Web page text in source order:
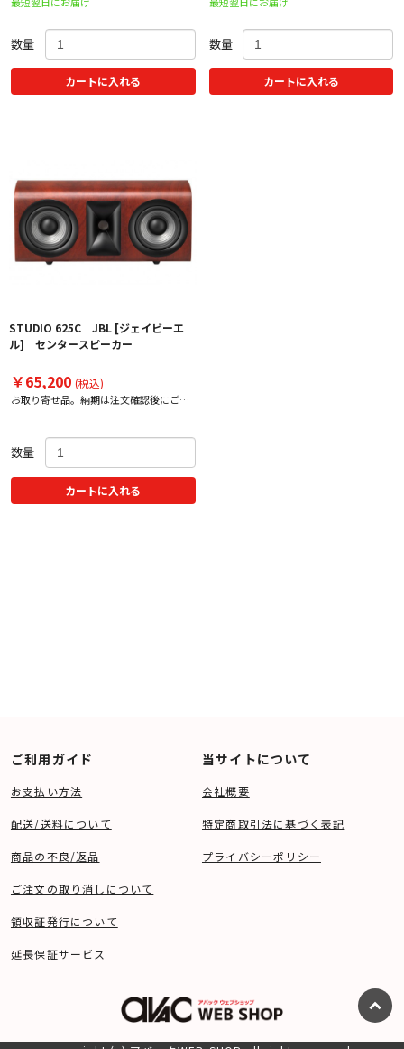
数量
カートに入れる
数量
カートに入れる
STUDIO 625C JBL [ジェイビーエ
ル] センタースピーカー
￥65,200 (税込)
お取り寄せ品。納期は注文確認後にご案
数量
カートに入れる
ご利用ガイド
お支払い方法
配送/送料について
商品の不良/返品
ご注文の取り消しについて
領収証発行について
延長保証サービス
当サイトについて
会社概要
特定商取引法に基づく表記
プライバシーポリシー